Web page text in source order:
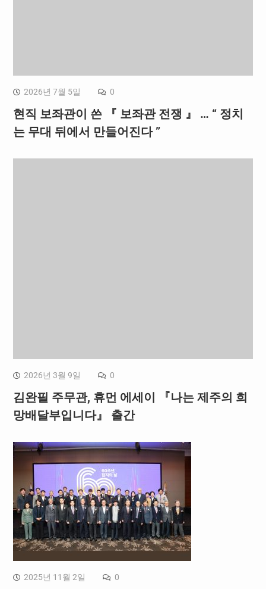
2026년 7월 5일 0
현직 보좌관이 쓴 『 보좌관 전쟁 』 … “ 정치
는 무대 뒤에서 만들어진다 ”
2026년 3월 9일 0
김완필 주무관, 휴먼 에세이 『나는 제주의 희
망배달부입니다』 출간
2025년 11월 2일 0